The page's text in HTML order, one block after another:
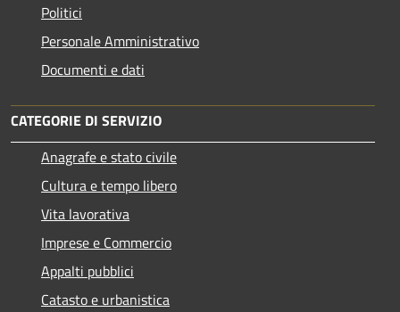
Politici
Personale Amministrativo
Documenti e dati
CATEGORIE DI SERVIZIO
Anagrafe e stato civile
Cultura e tempo libero
Vita lavorativa
Imprese e Commercio
Appalti pubblici
Catasto e urbanistica